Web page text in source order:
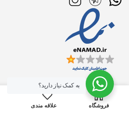
فروشگاه علاقه مندی
به کمک نیاز دارید؟